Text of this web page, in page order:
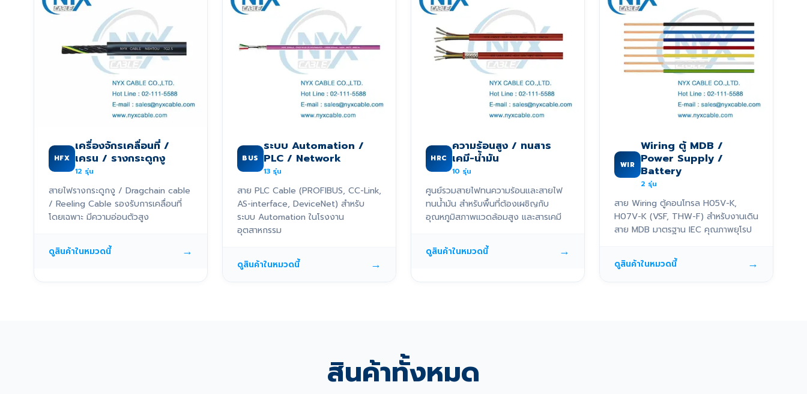
HFX
เครื่องจักรเคลื่อนที่ /
เครน / รางกระดูกงู
12 รุ่น
สายไฟรางกระดูกงู / Dragchain cable
/ Reeling Cable รองรับการเคลื่อนที่
โดยเฉพาะ มีความอ่อนตัวสูง
ดูสินค้าในหมวดนี้ →
BUS
ระบบ Automation /
PLC / Network
13 รุ่น
สาย PLC Cable (PROFIBUS, CC-Link,
AS-interface, DeviceNet) สำหรับ
ระบบ Automation ในโรงงาน
อุตสาหกรรม
ดูสินค้าในหมวดนี้ →
HRC
ความร้อนสูง / ทนสาร
เคมี-น้ำมัน
10 รุ่น
ศูนย์รวมสายไฟทนความร้อนและสายไฟ
ทนน้ำมัน สำหรับพื้นที่ต้องเผชิญกับ
อุณหภูมิสภาพแวดล้อมสูง และสารเคมี
ดูสินค้าในหมวดนี้ →
WIR
Wiring ตู้ MDB /
Power Supply /
Battery
2 รุ่น
สาย Wiring ตู้คอนโทรล H05V-K,
H07V-K (VSF, THW-F) สำหรับงานเดิน
สาย MDB มาตรฐาน IEC คุณภาพยุโรป
ดูสินค้าในหมวดนี้ →
สินค้าทั้งหมด